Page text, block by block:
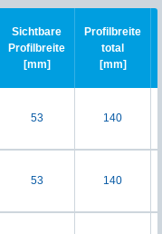
Sichtbare
Profilbreite
[mm]
Profilbreite
total
[mm]
53 140
53 140